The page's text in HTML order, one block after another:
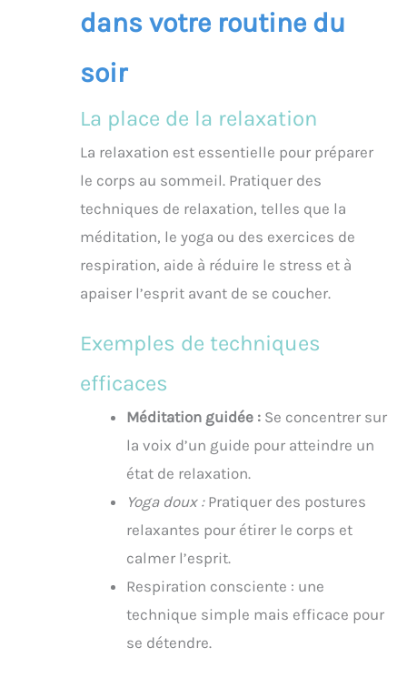
dans votre routine du
soir
La place de la relaxation
La relaxation est essentielle pour préparer
le corps au sommeil. Pratiquer des
techniques de relaxation, telles que la
méditation, le yoga ou des exercices de
respiration, aide à réduire le stress et à
apaiser l’esprit avant de se coucher.
Exemples de techniques
efficaces
Méditation guidée : Se concentrer sur
la voix d’un guide pour atteindre un
état de relaxation.
Yoga doux :Pratiquer des postures
relaxantes pour étirer le corps et
calmer l’esprit.
Respiration consciente : une
technique simple mais efficace pour
se détendre.